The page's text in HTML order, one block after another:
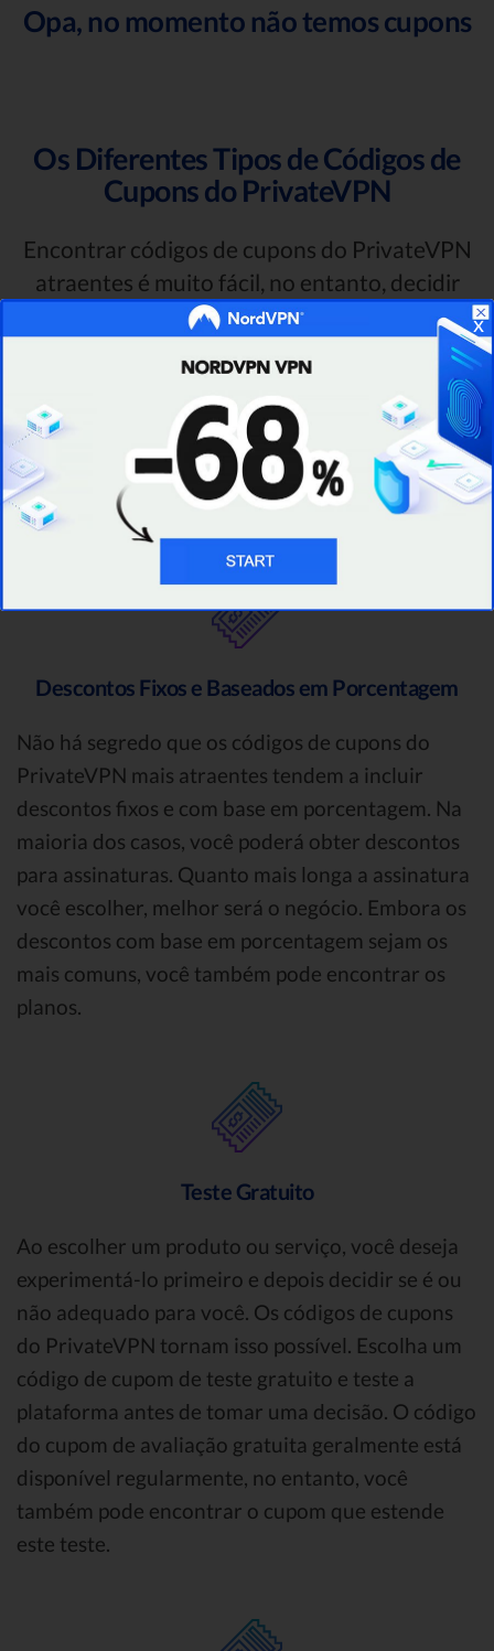
Opa, no momento não temos cupons
Os Diferentes Tipos de Códigos de
Cupons do PrivateVPN
Encontrar códigos de cupons do PrivateVPN
atraentes é muito fácil, no entanto, decidir
qual escolher é um pouco mais desafiador.
Por esse motivo, gostaria de apresentar a
você os diferentes tipos de ofertas do
PrivateVPN que você pode encontrar
regularmente e em ocasiões especiais.
Descontos Fixos e Baseados em Porcentagem
Não há segredo que os códigos de cupons do
PrivateVPN mais atraentes tendem a incluir
descontos fixos e com base em porcentagem. Na
maioria dos casos, você poderá obter descontos
para assinaturas. Quanto mais longa a assinatura
você escolher, melhor será o negócio. Embora os
descontos com base em porcentagem sejam os
mais comuns, você também pode encontrar os
planos.
Teste Gratuito
Ao escolher um produto ou serviço, você deseja
experimentá-lo primeiro e depois decidir se é ou
não adequado para você. Os códigos de cupons
do PrivateVPN tornam isso possível. Escolha um
código de cupom de teste gratuito e teste a
plataforma antes de tomar uma decisão. O código
do cupom de avaliação gratuita geralmente está
disponível regularmente, no entanto, você
também pode encontrar o cupom que estende
este teste.
x